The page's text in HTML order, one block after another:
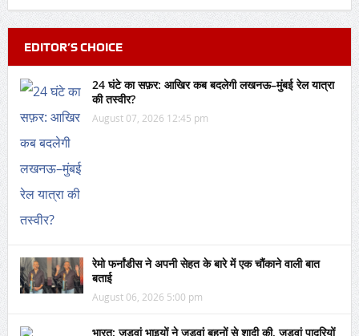
EDITOR’S CHOICE
24 घंटे का सफ़र: आखिर कब बदलेगी लखनऊ–मुंबई रेल यात्रा
की तस्वीर?
August 07, 2026 12:45 pm
रेमो फर्नांडीस ने अपनी सेहत के बारे में एक चौंकाने वाली बात
बताई
August 06, 2026 5:00 pm
भारत: जुड़वां भाइयों ने जुड़वां बहनों से शादी की, जुड़वां पादरियों